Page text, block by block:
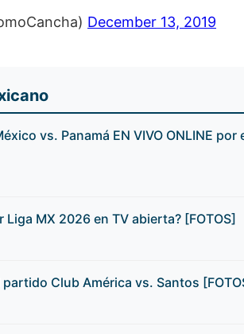
December 13, 2019
vs. Panamá EN VIVO ONLINE
MX 2026 en TV abierta? [FOTOS]
Club América vs. Santos